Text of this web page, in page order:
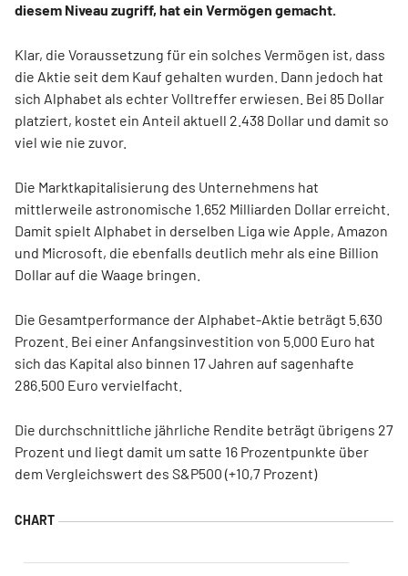
diesem Niveau zugriff, hat ein Vermögen gemacht.
Klar, die Voraussetzung für ein solches Vermögen ist, dass
die Aktie seit dem Kauf gehalten wurden. Dann jedoch hat
sich Alphabet als echter Volltreffer erwiesen. Bei 85 Dollar
platziert, kostet ein Anteil aktuell 2.438 Dollar und damit so
viel wie nie zuvor.
Die Marktkapitalisierung des Unternehmens hat
mittlerweile astronomische 1.652 Milliarden Dollar erreicht.
Damit spielt Alphabet in derselben Liga wie Apple, Amazon
und Microsoft, die ebenfalls deutlich mehr als eine Billion
Dollar auf die Waage bringen.
Die Gesamtperformance der Alphabet-Aktie beträgt 5.630
Prozent. Bei einer Anfangsinvestition von 5.000 Euro hat
sich das Kapital also binnen 17 Jahren auf sagenhafte
286.500 Euro vervielfacht.
Die durchschnittliche jährliche Rendite beträgt übrigens 27
Prozent und liegt damit um satte 16 Prozentpunkte über
dem Vergleichswert des S&P500 (+10,7 Prozent)